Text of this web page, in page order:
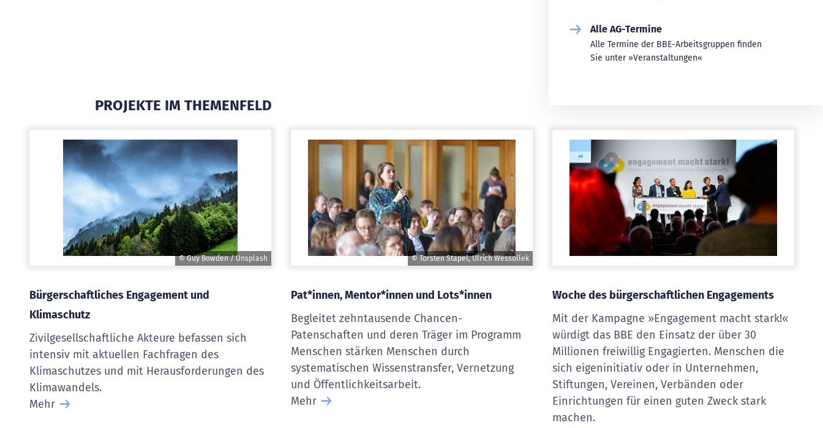
Alle AG-Termine
Alle Termine der BBE-Arbeitsgruppen finden
Sie unter »Veranstaltungen«
PROJEKTE IM THEMENFELD
Bürgerschaftliches Engagement und
Klimaschutz
Zivilgesellschaftliche Akteure befassen sich
intensiv mit aktuellen Fachfragen des
Klimaschutzes und mit Herausforderungen des
Klimawandels.
Mehr
© Guy Bowden / Unsplash
Pat*innen, Mentor*innen und Lots*innen
Begleitet zehntausende Chancen-
Patenschaften und deren Träger im Programm
Menschen stärken Menschen durch
systematischen Wissenstransfer, Vernetzung
und Öffentlichkeitsarbeit.
Mehr
© Torsten Stapel, Ulrich Wessollek
Woche des bürgerschaftlichen Engagements
Mit der Kampagne »Engagement macht stark!«
würdigt das BBE den Einsatz der über 30
Millionen freiwillig Engagierten. Menschen die
sich eigeninitiativ oder in Unternehmen,
Stiftungen, Vereinen, Verbänden oder
Einrichtungen für einen guten Zweck stark
machen.